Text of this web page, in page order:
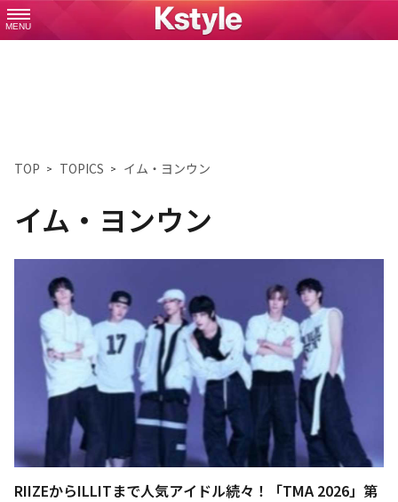
MENU
TOP TOPICS イム・ヨンウン
イム・ヨンウン
RIIZEからILLITまで人気アイドル続々！「TMA 2026」第